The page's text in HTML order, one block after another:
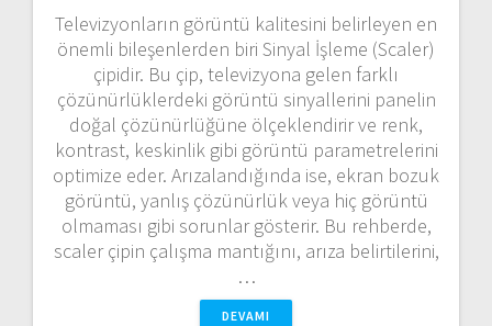
Televizyonların görüntü kalitesini belirleyen en
önemli bileşenlerden biri Sinyal İşleme (Scaler)
çipidir. Bu çip, televizyona gelen farklı
çözünürlüklerdeki görüntü sinyallerini panelin
doğal çözünürlüğüne ölçeklendirir ve renk,
kontrast, keskinlik gibi görüntü parametrelerini
optimize eder. Arızalandığında ise, ekran bozuk
görüntü, yanlış çözünürlük veya hiç görüntü
olmaması gibi sorunlar gösterir. Bu rehberde,
scaler çipin çalışma mantığını, arıza belirtilerini,
…
DEVAMI